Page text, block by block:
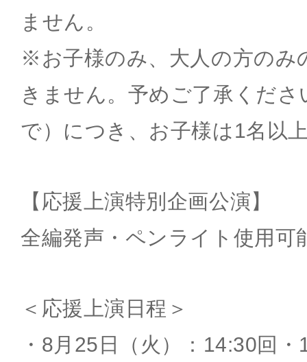
ません。
※お子様のみ、大人の方のみ
きません。予めご了承くだ
で）につき、お子様は1名以
【応援上演特別企画公演】
全編発声・ペンライト使用可
＜応援上演日程＞
・8月25日（火）：14:30回